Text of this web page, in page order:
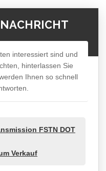
interessiert sind und
hinterlassen Sie
Ihnen so schnell
FSTN DOT
Verkauf